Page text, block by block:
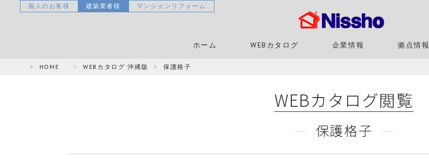
個人のお客様 建築業者様 マンションリフォーム
ホーム WEBカタログ 企業情報 拠点情報
HOME WEBカタログ 沖縄版 保護格子
WEBカタログ閲覧
保護格子